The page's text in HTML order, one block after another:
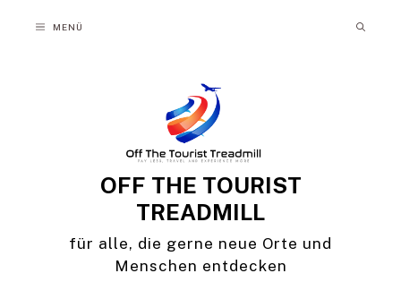
Inhalt
MENÜ
OFF THE TOURIST
TREADMILL
für alle, die gerne neue Orte und
Menschen entdecken